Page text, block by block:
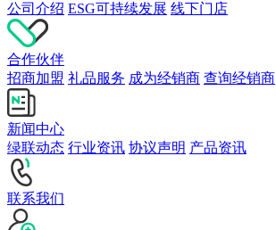
公司介绍 ESG可持续发展 线下门店
合作伙伴
招商加盟 礼品服务 成为经销商 查询经销商
新闻中心
绿联动态 行业资讯 协议声明 产品资讯
联系我们